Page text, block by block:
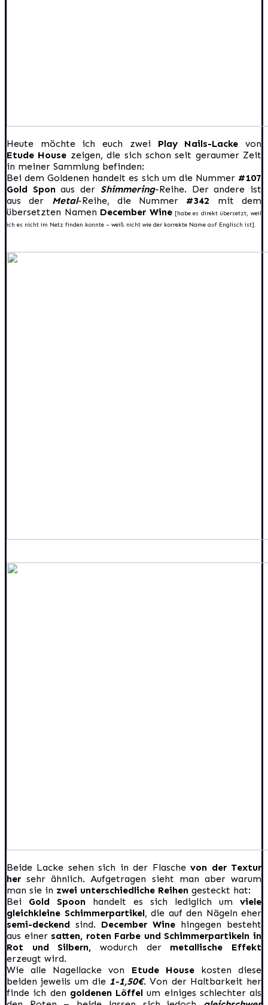
Heute möchte ich euch zwei Play Nails-Lacke von
Etude House zeigen, die sich schon seit geraumer Zeit
in meiner Sammlung befinden:
Bei dem Goldenen handelt es sich um die Nummer#107
Gold Sponaus der Shimmering-Reihe. Der andere ist
aus der Metal-Reihe, die Nummer #342 mit dem
übersetzten Namen December Wine [habe es direkt übersetzt, weil
ich es nicht im Netz finden konnte – weiß nicht wie der korrekte Name auf Englisch ist].
Beide Lacke sehen sich in der Flaschevon der Textur
hersehr ähnlich. Aufgetragen sieht man aber warum
man sie in zwei unterschiedliche Reihen gesteckt hat:
Bei Gold Spoon handelt es sich lediglich um viele
gleichkleine Schimmerpartikel, die auf den Nägeln eher
semi-deckend sind. December Wine hingegen besteht
aus einer satten, roten Farbe und Schimmerpartikeln in
Rot und Silbern, wodurch der metallische Effekt
erzeugt wird.
Wie alle Nagellacke von Etude House kosten diese
beiden jeweils um die 1-1,50€. Von der Haltbarkeit her
finde ich den goldenen Löffelum einiges schlechter als